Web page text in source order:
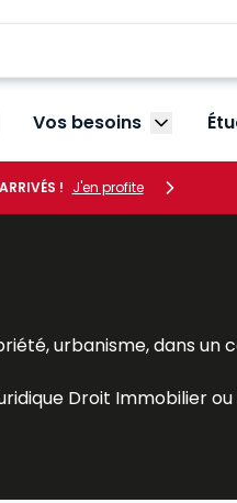
le sous-menu Vos
Vos besoins Afficher
! J'en profite
urbanisme, dans
Droit Immobilierou